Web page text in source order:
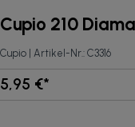
Cupio 210
Cupio | Artikel-Nr.: C3316
5,95 €*